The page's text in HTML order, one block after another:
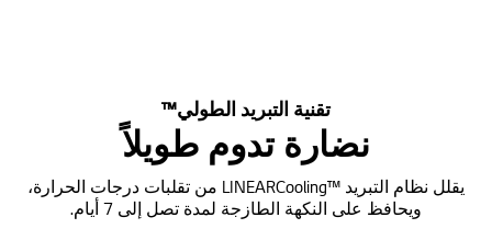
تقنية التبريد الطولي™
نضارة تدوم طويلاً
يقلل نظام التبريد ™LINEARCooling من تقلبات درجات الحرارة،
ويحافظ على النكهة الطازجة لمدة تصل إلى 7 أيام.